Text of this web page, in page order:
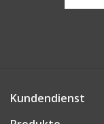
Kundendienst